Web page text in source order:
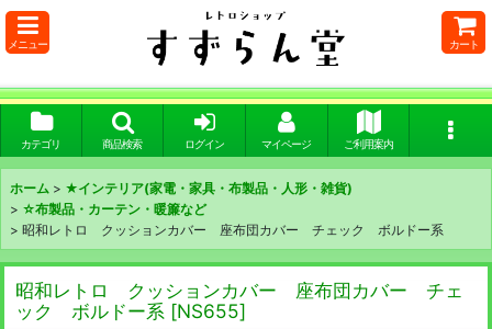
メニュー カート
カテゴリ 商品検索 ログイン マイページ ご利用案内
ホーム > ★インテリア(家電・家具・布製品・人形・雑貨)
> ☆布製品・カーテン・暖簾など
> 昭和レトロ クッションカバー 座布団カバー チェック ボルドー系
昭和レトロ クッションカバー 座布団カバー チェ
ック ボルドー系 [NS655]